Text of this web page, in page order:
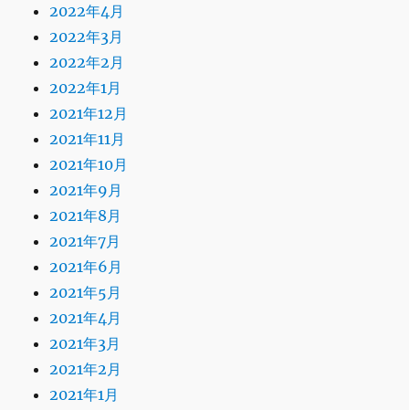
2022年4月
2022年3月
2022年2月
2022年1月
2021年12月
2021年11月
2021年10月
2021年9月
2021年8月
2021年7月
2021年6月
2021年5月
2021年4月
2021年3月
2021年2月
2021年1月